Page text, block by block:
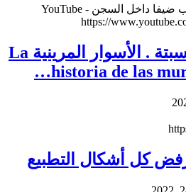
فيديو السفير التركي بالمغرب ضيفا داخل السجن - YouTube
https://
الأسرار التاريخية بسبتة . الأسوار المرينية La
historia de las
كل أشكال التطبيع